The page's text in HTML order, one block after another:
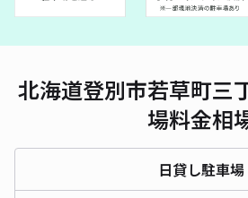
北海道登別市若草町三
場料金相
日貸し駐車場